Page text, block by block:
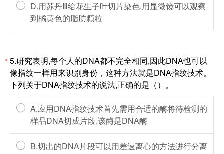
D.用苏丹Ⅲ给花生子叶切片染色,用显微镜可以观察
到橘黄色的脂肪颗粒
*5.研究表明,每个人的DNA都不完全相同,因此DNA也可以
像指纹一样用来识别身份，这种方法就是DNA指纹技术。
下列关于DNA指纹技术的说法,正确的是（）。
A.应用DNA指纹技术首先需用合适的酶将待检测的
样品DNA切成片段,该酶是DNA酶
B.切出的DNA片段可以用差速离心的方法进行分离